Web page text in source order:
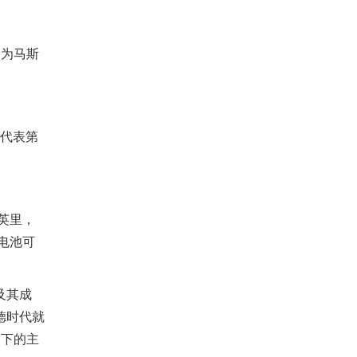
马斯
表第
里，
池可
其成
时代就
的主